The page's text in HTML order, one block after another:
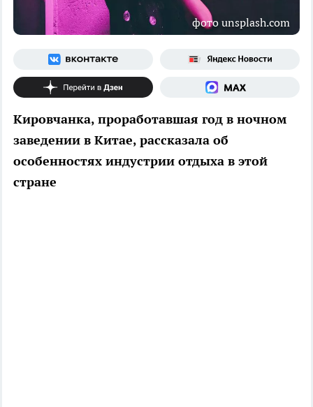
фото unsplash.com
Кировчанка, проработавшая год в ночном
заведении в Китае, рассказала об
особенностях индустрии отдыха в этой
стране